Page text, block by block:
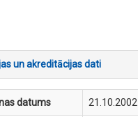
un akreditācijas dati
datums 21.10.2002